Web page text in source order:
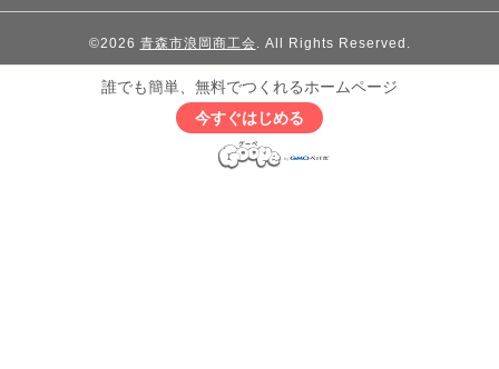
©2026 青森市浪岡商工会 . All Rights Reserved.
誰でも簡単、無料でつくれるホームページ
今すぐはじめる